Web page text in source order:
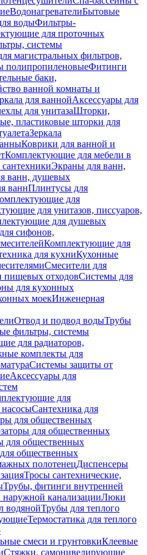
ВодонагревателиБытовые
водыФильтры-
для проточных
системы
магистральных фильтров,
полипропиленовыеФитинги
баки,
ванной комнаты и
для ваннойАксессуары для
для унитазаШторки,
пластиковые шторки для
Зеркала
Коврики для ванной и
Комплектующие для мебели в
Экраны для ванн,
ванн, душевых
ваннПлинтусы для
для
для унитазов, писсуаров,
для душевых
сифонов,
Комплектующие для
для кухниКухонные
Смесители для
пищевых отходовСистемы для
для кухонных
моекИнженерная
Отвод и подвод водыТрубы
фильтры, системы
для радиаторов,
комплекты для
Системы защиты от
Аксессуары для
для
Сантехника для
для общественных
для общественных
для общественных
общественных
полотенецДиспенсеры
Тросы сантехнические,
Трубы, фитинги внутренней
канализацииЛюки
водянойТрубы для теплого
Термостатика для теплого
смеси и грунтовкиКлеевые
Стяжки, самонивелирующие